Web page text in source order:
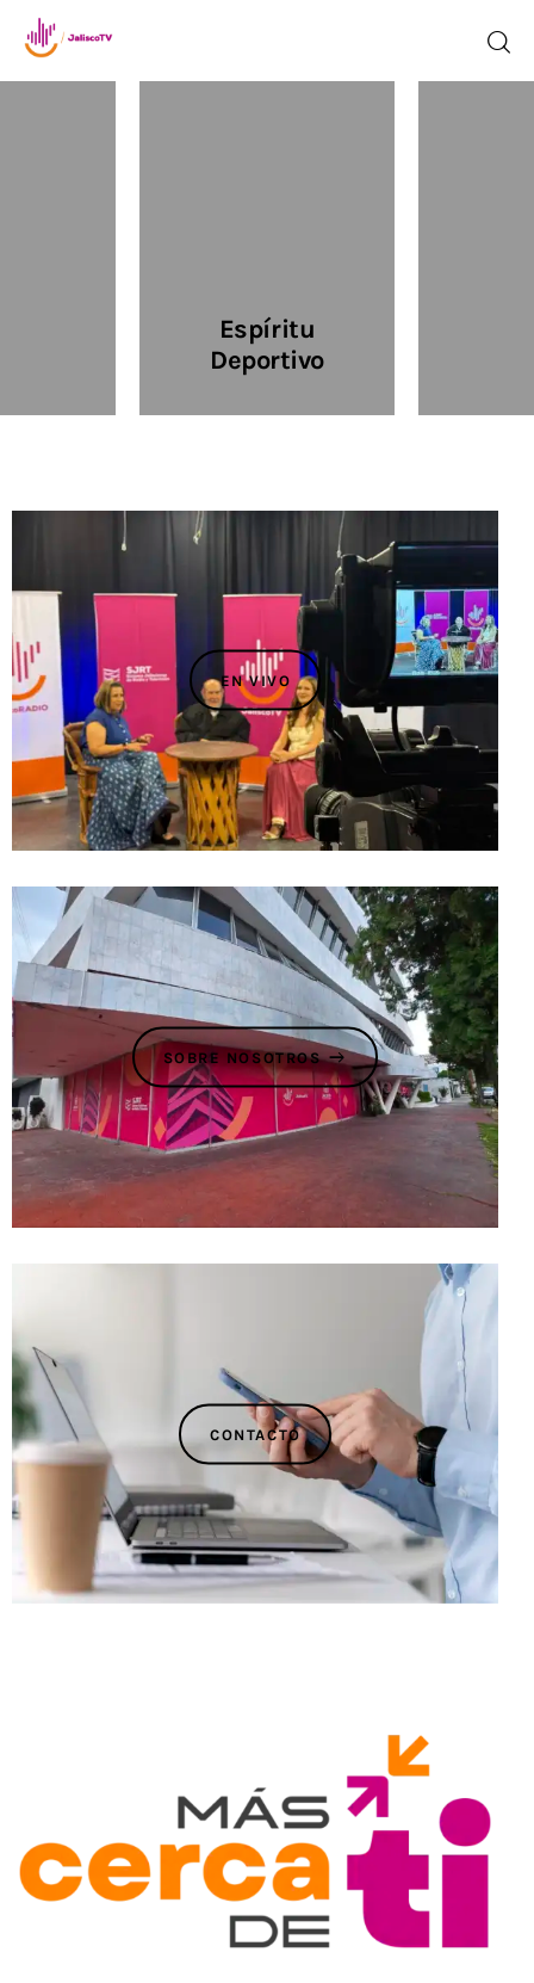
Programación
Jalisco TV
Nosotros
Contacto
Espíritu
Deportivo
EN VIVO
SOBRE NOSOTROS
CONTACTO